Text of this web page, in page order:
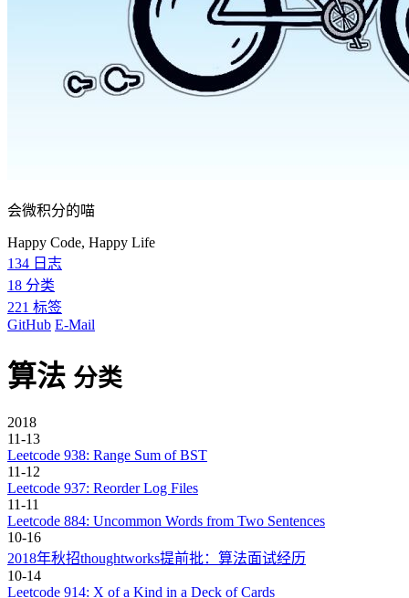
会微积分的喵
Happy Code, Happy Life
134 日志
18 分类
221 标签
GitHub E-Mail
算法 分类
2018
11-13
Leetcode 938: Range Sum of BST
11-12
Leetcode 937: Reorder Log Files
11-11
Leetcode 884: Uncommon Words from Two Sentences
10-16
2018年秋招thoughtworks提前批：算法面试经历
10-14
Leetcode 914: X of a Kind in a Deck of Cards